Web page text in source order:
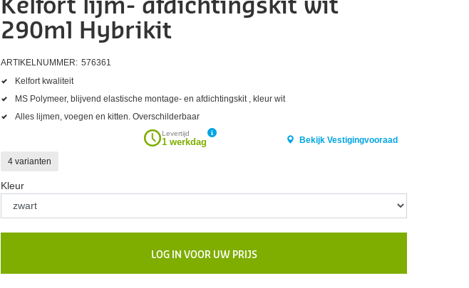
favorieten
Kelfort lijm- afdichtingskit wit
290ml Hybrikit
ARTIKELNUMMER: 576361
Kelfort kwaliteit
MS Polymeer, blijvend elastische montage- en afdichtingskit , kleur wit
Alles lijmen, voegen en kitten. Overschilderbaar
Levertijd
1 werkdag Bekijk Vestigingvooraad
4 varianten
Kleur
LOG IN VOOR UW PRIJS